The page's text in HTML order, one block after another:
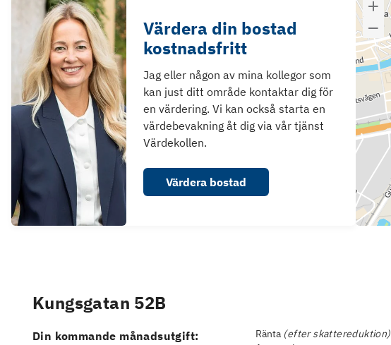
Värdera din bostad
kostnadsfritt
Jag eller någon av mina kollegor som
kan just ditt område kontaktar dig för
en värdering. Vi kan också starta en
värdebevakning åt dig via vår tjänst
Värdekollen.
Värdera bostad
Kungsgatan 52B
Din kommande månadsutgift: Ränta (efter skattereduktion)